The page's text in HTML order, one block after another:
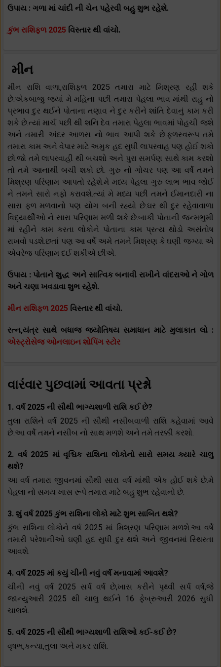
ઉપાય : ગળા માં ચાંદી ની ચેન પહેરવી બહુ શુભ રહેશે.
કુંભ રાશિફળ 2025 વિસ્તાર થી વાંચો.
મીન
મીન રાશિ વાળા,રાશિફળ 2025 તમારા માટે મિશ્રણ રહી શકે
છે.એકબાજુ જ્યાં મે મહિના પછી તમારા પેહલા ભાવ માંથી રાહુ નો
પ્રભાવ દુર થઈને પોતાના તણાવ ને દુર કરીને શાંતિ દેવાનું કામ કરી
શકે છે.ત્યાં માર્ચ પછી થી શનિ દેવ તમારા પેહલા ભાવમાં પોહચી જશે
અને તમારી અંદર આળસ નો ભાવ આપી શકે છે.ફળસ્વરૂપ તમે
તમારા કામ અને વેપાર માટે અમુક હદ સુધી લાપરવાહ પણ હોઈ શકો
છો.જો તમે લાપરવાહી થી બચશો અને પુરા સમર્પણ સાથે કામ કરશો
તો તમે આનાથી બચી શકો છો. ગુરુ નો ગોચર પણ આ વર્ષે તમને
મિશ્રણ પરિણામ આપતો રહેશે.મે મધ્ય પેહલા ગુરુ લાભ ભાવ જોઈ
ને તમને સારો નફો કરાવશે.ત્યાં મે મધ્ય પછી તમને ઈમાનદારી ના
સારા ફળ મળવાનો પણ યોગ બની રહ્યો છે.ઘર થી દુર રહેવાવાળા
વિદ્યાર્થીઓ ને સારા પરિણામ મળી શકે છે.બાકી પોતાની જન્મભુમી
માં રહીને કામ કરતા લોકોને પોતાના કામ પ્રત્ય થોડો અસંતોષ
રાખવો પડશે.છતાં પણ આ વર્ષે અમે તમને મિશ્રણ કે ઘણી જગ્યા એ
એવરેજ પરિણામ દઈ શકીએ છીએ.
ઉપાય : પોતાને શુદ્ધ અને સાત્વિક બનાવી રાખીને વાંદરાઓ ને ગોળ
અને ચણા ખવડાવા શુભ રહેશે.
મીન રાશિફળ 2025 વિસ્તાર થી વાંચો.
રત્ન,યંત્ર સાથે બધાજ જ્યોતિષય સમાધાન માટે મુલાકાત લો :
એસ્ટ્રોસેજ ઓનલાઇન શોપિંગ સ્ટોર
વારંવાર પુછવામાં આવતા પ્રશ્નો
1. વર્ષ 2025 ની સૌથી ભાગ્યશાળી રાશિ કઈ છે?
તુલા રાશિને વર્ષ 2025 ની સૌથી નસીબવાળી રાશિ કહેવામાં આવે
છે.આ વર્ષે તમને નસીબ નો સાથ મળશે અને તમે તરક્કી કરશો.
2. વર્ષ 2025 માં વૃશ્ચિક રાશિના લોકોનો સારો સમય ક્યારે ચાલુ
થશે?
આ વર્ષ તમારા જીવનમાં સૌથી સારા વર્ષ માંથી એક હોઈ શકે છે.મે
પેહલા નો સમય ખાસ રૂપે તમારા માટે બહુ શુભ રહેવાનો છે.
3. શું વર્ષ 2025 કુંભ રાશિના લોકો માટે શુભ સાબિત થશે?
કુંભ રાશિના લોકોને વર્ષ 2025 માં મિશ્રણ પરિણામ મળશે.આ વર્ષે
તમારી પરેશાનીઓ ઘણી હદ સુધી દુર થશે અને જીવનમાં સ્થિરતા
આવશે.
4. વર્ષ 2025 માં કયું ચીની નવું વર્ષ મનાવામાં આવશે?
ચીની નવું વર્ષ 2025 સર્પ વર્ષ છે,ખાસ કરીને પૃથ્વી સર્પ વર્ષ,જે
જાન્યુઆરી 2025 થી ચાલુ થઈને 16 ફેબ્રુઆરી 2026 સુધી
ચાલશે.
5. વર્ષ 2025 ની સૌથી ભાગ્યશાળી રાશિઓ કઈ-કઈ છે?
વૃષભ,કન્યા,તુલા અને મકર રાશિ.